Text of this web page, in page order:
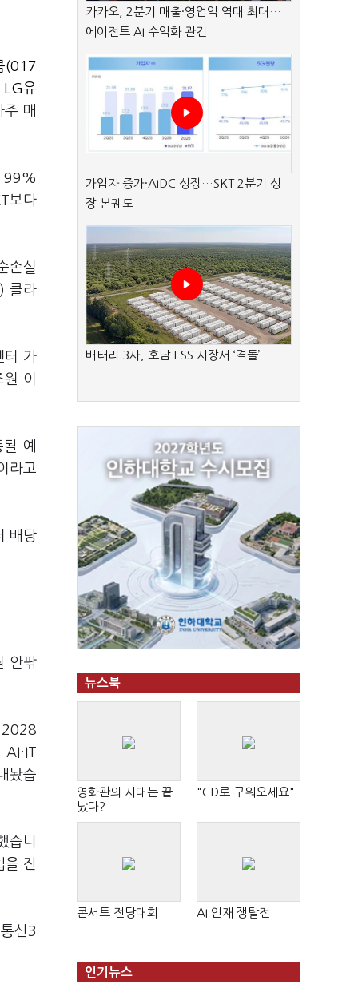
(017
LG유
매
99%
보다
손실
클라
터 가
이
예
라고
배당
안팎
2028
놨습
습니
진
신3
카카오, 2분기 매출·영업익 역대 최대…
에이전트 AI 수익화 관건
가입자 증가·AIDC 성장…SKT 2분기 성
장 본궤도
배터리 3사, 호남 ESS 시장서 ‘격돌’
뉴스북
영화관의 시대는 끝
났다?
"CD로 구워오세요"
콘서트 전당대회 AI 인재 쟁탈전
인기뉴스